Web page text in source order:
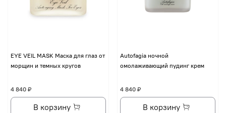
EYE VЕIL MASK Маска для глаз от
морщин и темных кругов
4 840 ₽
В корзину
Autofagia ночной
омолаживающий пудинг крем
4 840 ₽
В корзину